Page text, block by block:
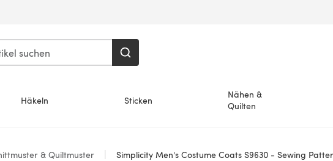
Häkeln Sticken
Nähen &
Quilten
& Quiltmuster Simplicity Men's Costume Coats S9630 - Sewing